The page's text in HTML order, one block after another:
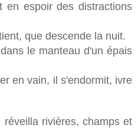
des distractions
descende la nuit.
manteau d'un épais
vain, il s'endormit, ivre
rivières, champs et